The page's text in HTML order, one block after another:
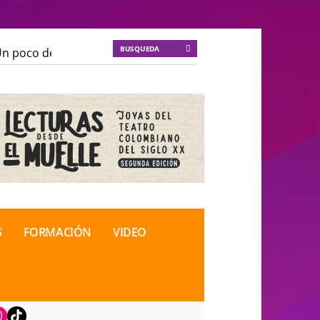
poco de locura para la cordura
de Teatro Rosa
FORMACIÓN VIDEO
TikTok